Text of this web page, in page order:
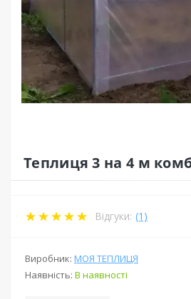
Теплиця 3 на 4 м
Відгуки: (1)
Виробник: МОЯ ТЕПЛИЦЯ
Наявність: В наявності